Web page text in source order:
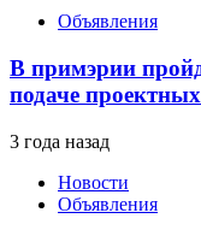
Объявления
В примэрии
подаче
3 года назад
Новости
Объявления